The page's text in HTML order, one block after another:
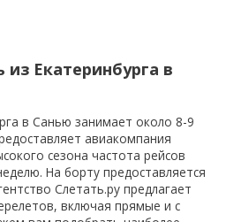
из Екатеринбурга в
в Санью занимает около 8-9
авиакомпания
сезона частота рейсов
На борту предоставляется
Слетать.ру предлагает
включая прямые и с